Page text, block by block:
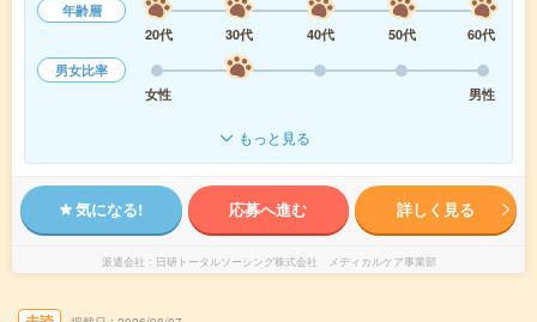
年齢層
20代
30代 40代 50代
60代
男女比率
女性
男性
もっと見る
気になる! 応募へ進む 詳しく見る
派遣会社 日研トータルソーシング株式会社 メディカルケア事業部